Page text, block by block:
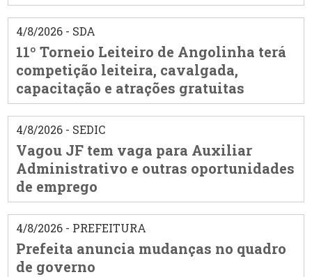
4/8/2026 - SDA
11º Torneio Leiteiro de Angolinha terá
competição leiteira, cavalgada,
capacitação e atrações gratuitas
4/8/2026 - SEDIC
Vagou JF tem vaga para Auxiliar
Administrativo e outras oportunidades
de emprego
4/8/2026 - PREFEITURA
Prefeita anuncia mudanças no quadro
de governo